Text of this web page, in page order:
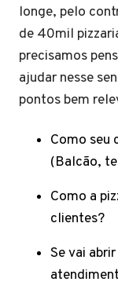
longe, pelo
de 40mil
precisamos
ajudar nesse
pontos bem
Como seu
(Balcão,
Como a
clientes?
Se vai